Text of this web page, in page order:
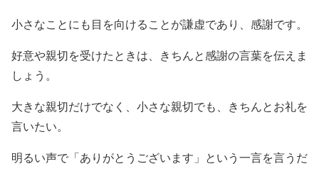
小さなことにも目を向けることが謙虚であり、感謝です。
好意や親切を受けたときは、きちんと感謝の言葉を伝えま
しょう。
大きな親切だけでなく、小さな親切でも、きちんとお礼を
言いたい。
明るい声で「ありがとうございます」という一言を言うだ